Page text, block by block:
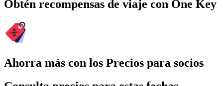
Obtén recompensas de viaje con One Key
Ahorra más con los Precios para socios